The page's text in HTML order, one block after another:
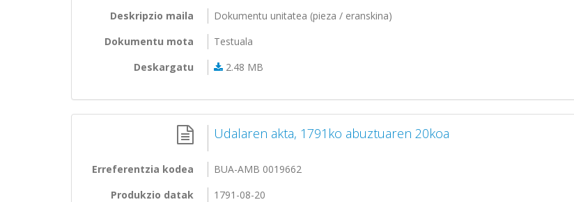
Deskripzio maila
Dokumentu unitatea (pieza / eranskina)
Dokumentu mota
Testuala
Deskargatu
2.48 MB
Udalaren akta, 1791ko abuztuaren 20koa
Erreferentzia kodea
BUA-AMB 0019662
Produkzio datak
1791-08-20